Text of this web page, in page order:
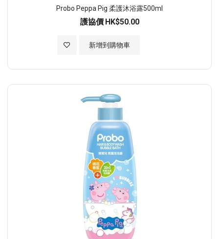
Probo Peppa Pig 柔護沐浴露500ml
護協價 HK$50.00
新增到購物車
加入至願望清單